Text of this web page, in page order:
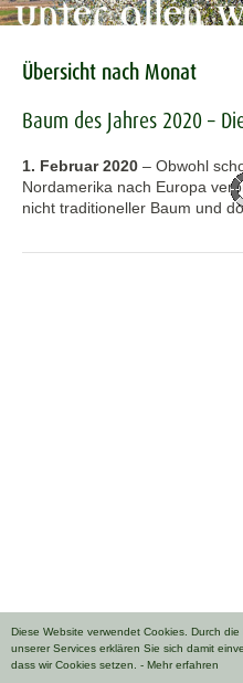
Diese Website verwendet Cookies. Durch die
unserer Services erklären Sie sich damit
dass wir Cookies setzen. - Mehr erfahren
Übersicht nach Monat
Baum des Jahres 2020 –
1. Februar 2020 – Obwohl
Nordamerika nach Europa
nicht traditioneller Baum und